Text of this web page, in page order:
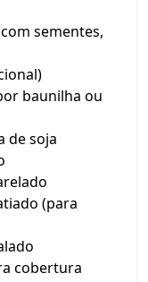
sementes,
baunilha ou
de soja
(para
cobertura